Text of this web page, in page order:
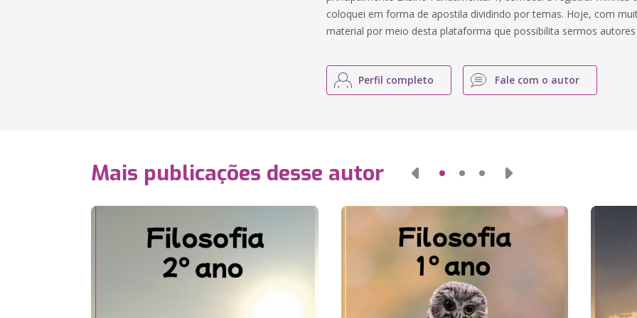
coloquei em forma de apostila dividindo por temas. Hoje, com
material por meio desta plataforma que possibilita sermos
Perfil completo Fale com o autor
Mais publicações desse autor